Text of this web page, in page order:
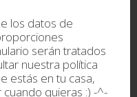
los datos de
serán tratados
nuestra política
estás en tu casa,
quieras :) -^-